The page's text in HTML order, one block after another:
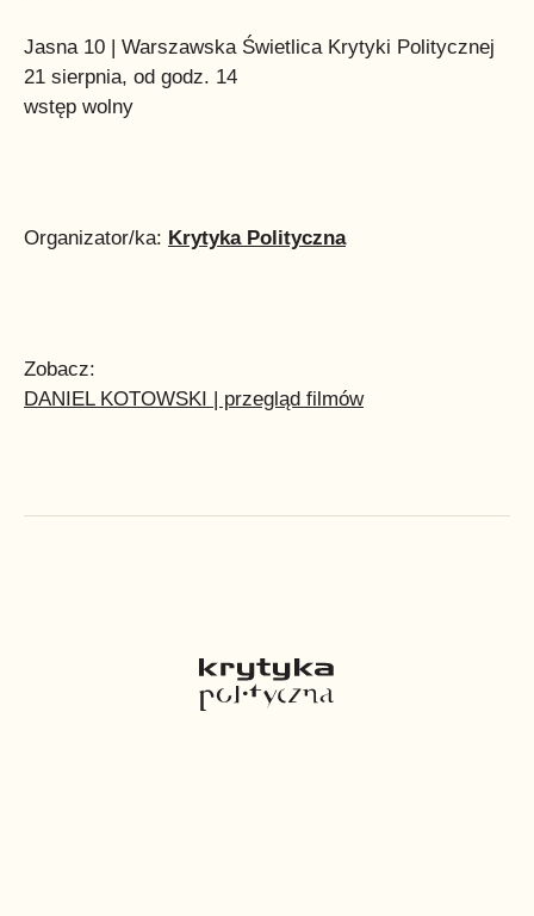
Jasna 10 | Warszawska Świetlica Krytyki Politycznej
21 sierpnia, od godz. 14
wstęp wolny
Organizator/ka: Krytyka Polityczna
Zobacz:
DANIEL KOTOWSKI | przegląd filmów